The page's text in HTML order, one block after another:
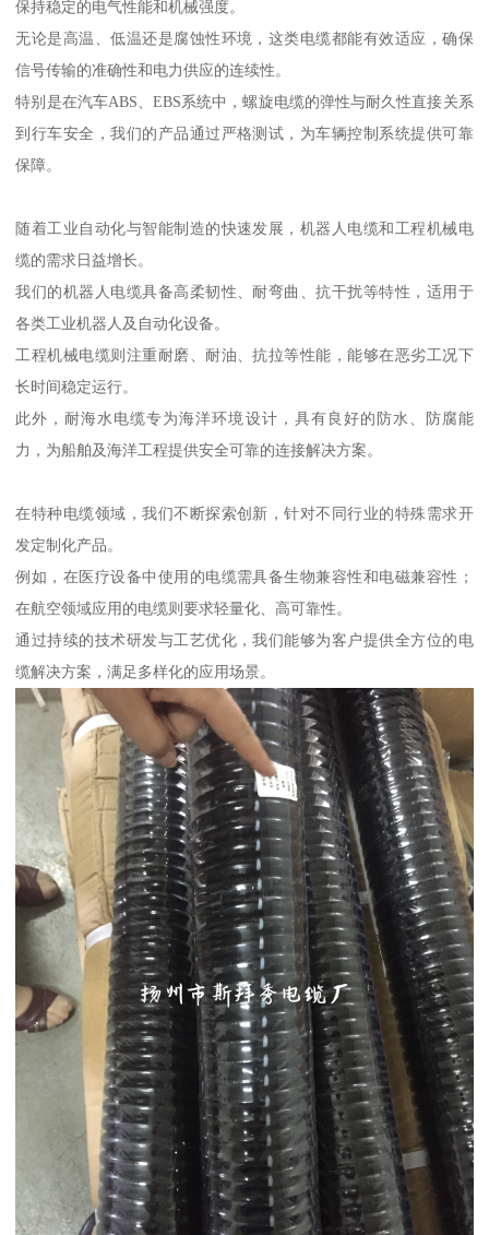
保持稳定的电气性能和机械强度。
无论是高温、低温还是腐蚀性环境，这类电缆都能有效适应，确保
信号传输的准确性和电力供应的连续性。
特别是在汽车ABS、EBS系统中，螺旋电缆的弹性与耐久性直接关系
到行车安全，我们的产品通过严格测试，为车辆控制系统提供可靠
保障。
随着工业自动化与智能制造的快速发展，机器人电缆和工程机械电
缆的需求日益增长。
我们的机器人电缆具备高柔韧性、耐弯曲、抗干扰等特性，适用于
各类工业机器人及自动化设备。
工程机械电缆则注重耐磨、耐油、抗拉等性能，能够在恶劣工况下
长时间稳定运行。
此外，耐海水电缆专为海洋环境设计，具有良好的防水、防腐能
力，为船舶及海洋工程提供安全可靠的连接解决方案。
在特种电缆领域，我们不断探索创新，针对不同行业的特殊需求开
发定制化产品。
例如，在医疗设备中使用的电缆需具备生物兼容性和电磁兼容性；
在航空领域应用的电缆则要求轻量化、高可靠性。
通过持续的技术研发与工艺优化，我们能够为客户提供全方位的电
缆解决方案，满足多样化的应用场景。